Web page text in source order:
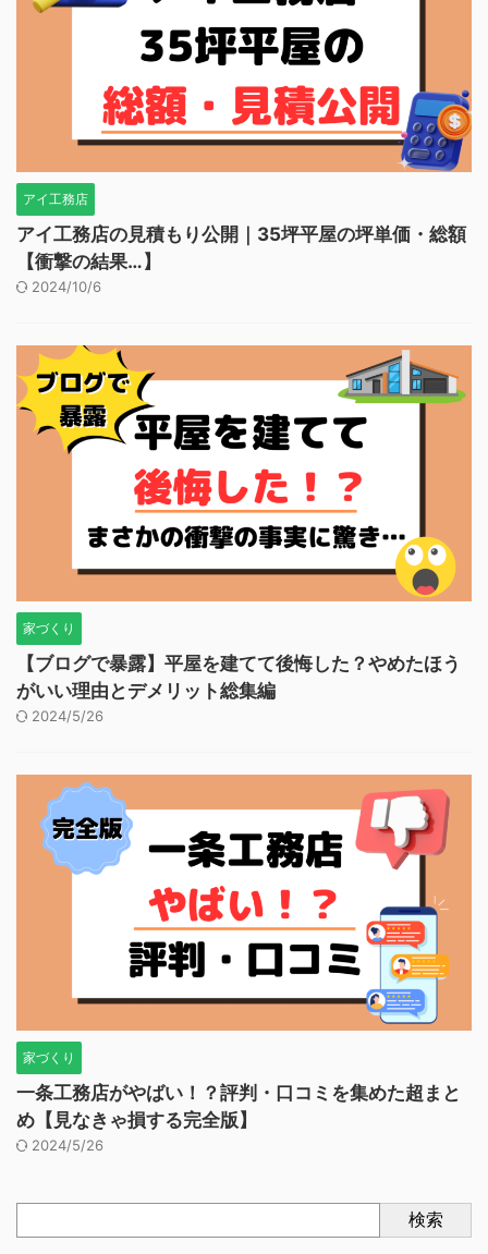
アイ工務店
アイ工務店の見積もり公開｜35坪平屋の坪単価・総額
【衝撃の結果…】
2024/10/6
家づくり
【ブログで暴露】平屋を建てて後悔した？やめたほう
がいい理由とデメリット総集編
2024/5/26
家づくり
一条工務店がやばい！？評判・口コミを集めた超まと
め【見なきゃ損する完全版】
2024/5/26
検索